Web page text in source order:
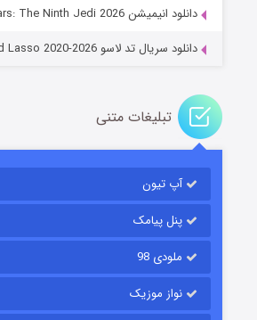
دانلود انیمیشن Star Wars: The Ninth Jedi 2026
دانلود سریال تد لاسو Ted Lasso 2020-2026
تبلیغات متنی
آپ تیون
پنل پیامک
ملودی 98
نواز موزیک